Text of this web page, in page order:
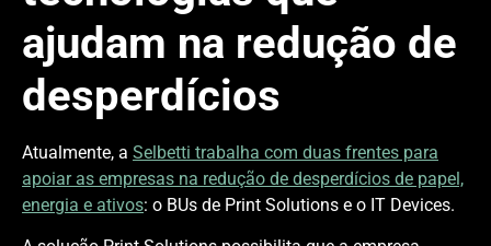
ajudam na redução de
desperdícios
Atualmente, a Selbetti trabalha com duas frentes para
apoiar as empresas na redução de desperdícios de papel,
energia e ativos: o BUs de Print Solutions e o IT Devices.